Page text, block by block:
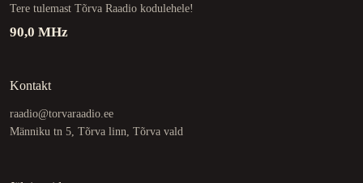
Tere tulemast Tõrva Raadio kodulehele!
90,0 MHz
Kontakt
raadio@torvaraadio.ee
Männiku tn 5, Tõrva linn, Tõrva vald